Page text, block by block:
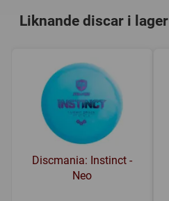
Liknande discar i lager
Discmania: Instinct -
Neo